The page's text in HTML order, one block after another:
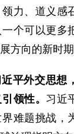
力、道义感
个可以更多
方向的新时期
平外交思想
领性。 习近
难题挑战，